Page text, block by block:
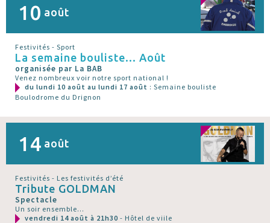
10 août
Festivités - Sport
La semaine bouliste... Août
organisée par La BAB
Venez nombreux voir notre sport national !
du lundi 10 août au lundi 17 août : Semaine bouliste
Boulodrome du Drignon
14 août
Festivités - Les festivités d’été
Tribute GOLDMAN
Spectacle
Un soir ensemble...
vendredi 14 août à 21h30 - Hôtel de viile